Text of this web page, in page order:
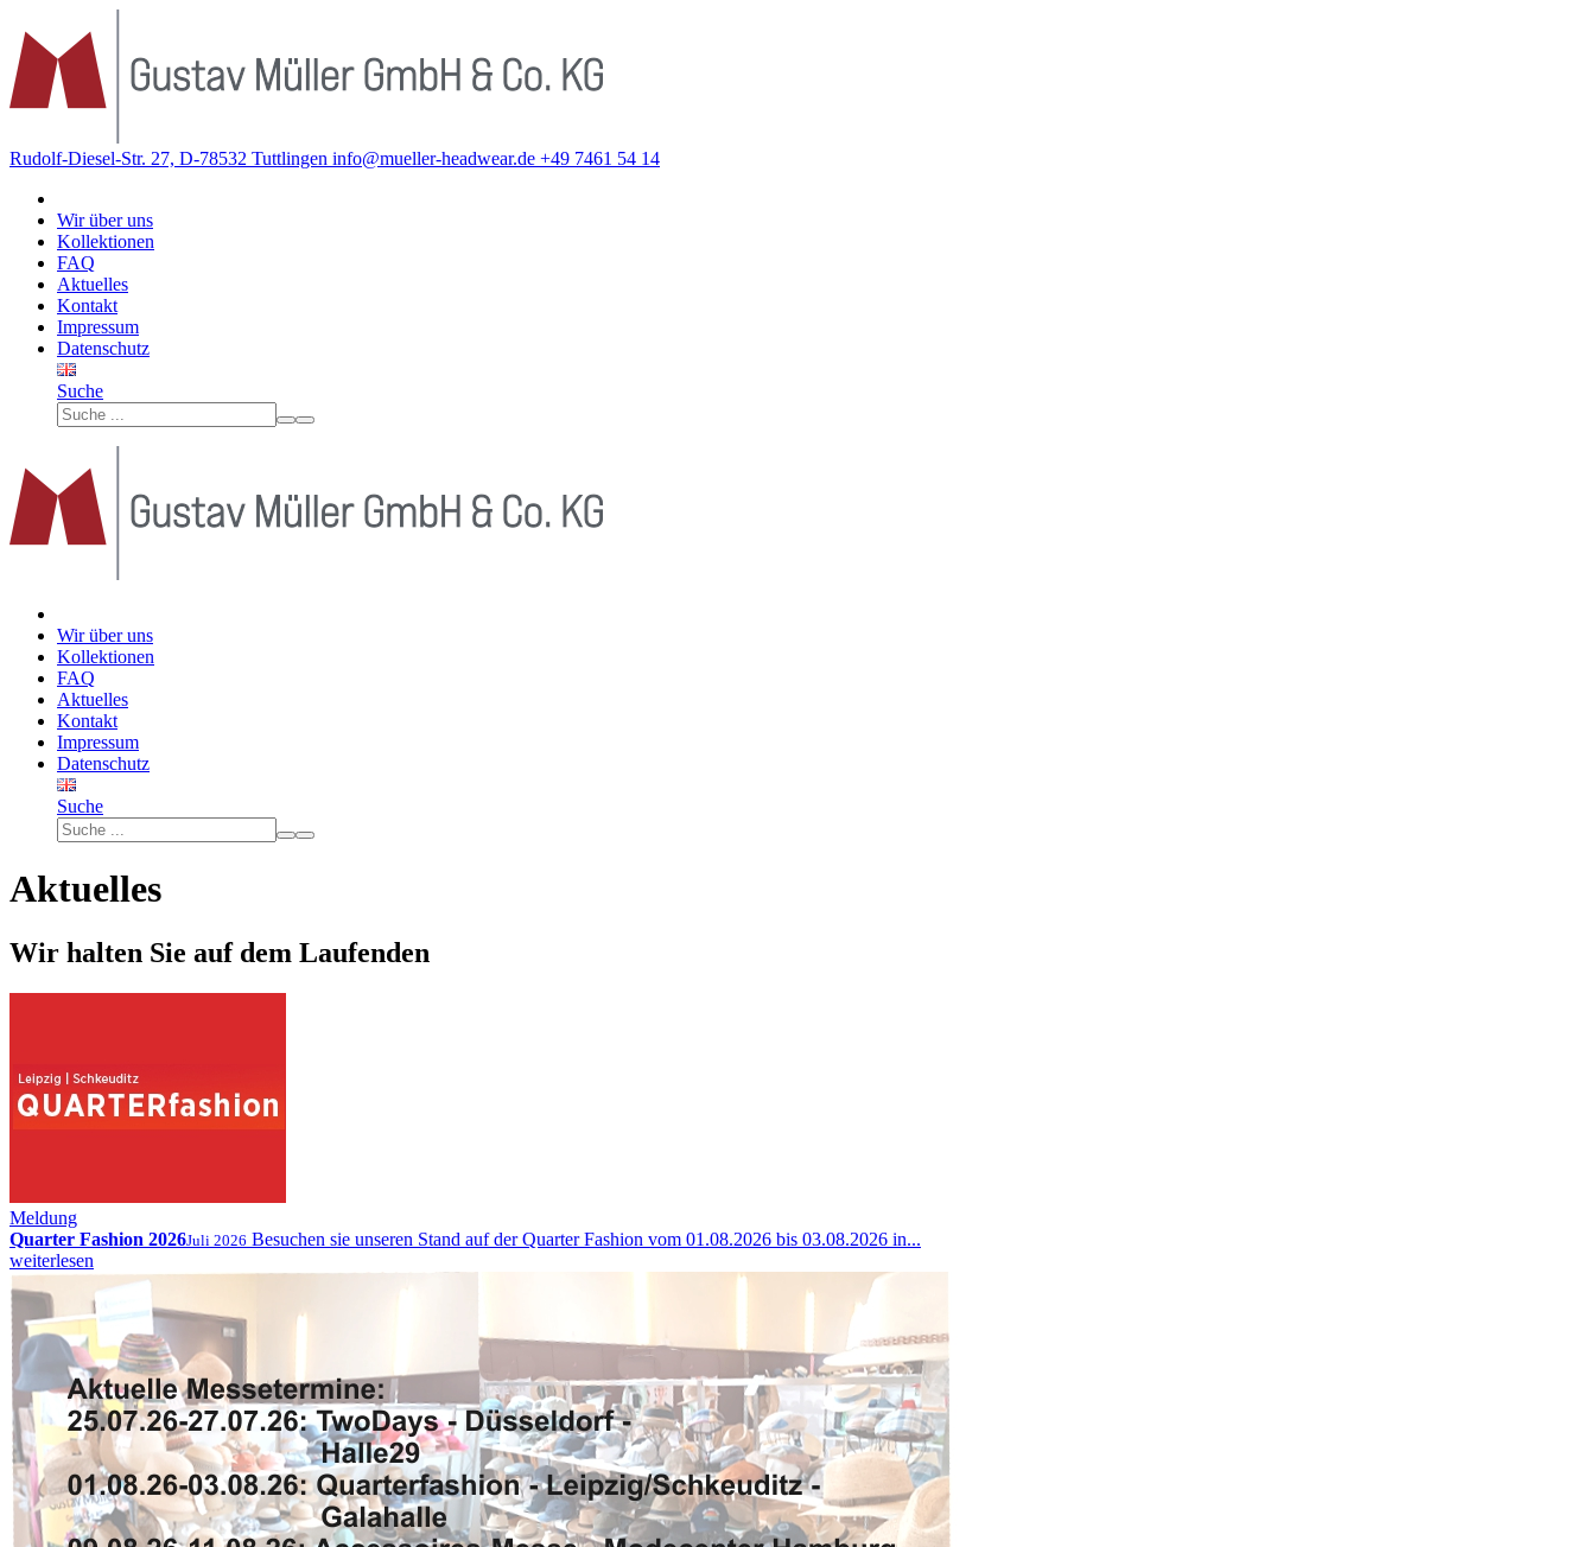
Rudolf-Diesel-Str. 27, D-78532 Tuttlingen info@mueller-headwear.de +49 7461 54 14
Wir über uns
Kollektionen
FAQ
Aktuelles
Kontakt
Impressum
Datenschutz
Suche
Wir über uns
Kollektionen
FAQ
Aktuelles
Kontakt
Impressum
Datenschutz
Suche
Aktuelles
Wir halten Sie auf dem Laufenden
Meldung
Quarter Fashion 2026Juli 2026 Besuchen sie unseren Stand auf der Quarter Fashion vom 01.08.2026 bis 03.08.2026 in...
weiterlesen